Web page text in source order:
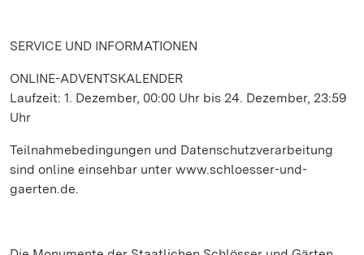
SERVICE UND INFORMATIONEN
ONLINE-ADVENTSKALENDER
Laufzeit: 1. Dezember, 00:00 Uhr bis 24. Dezember, 23:59
Uhr
Teilnahmebedingungen und Datenschutzverarbeitung
sind online einsehbar unter www.schloesser-und-
gaerten.de.